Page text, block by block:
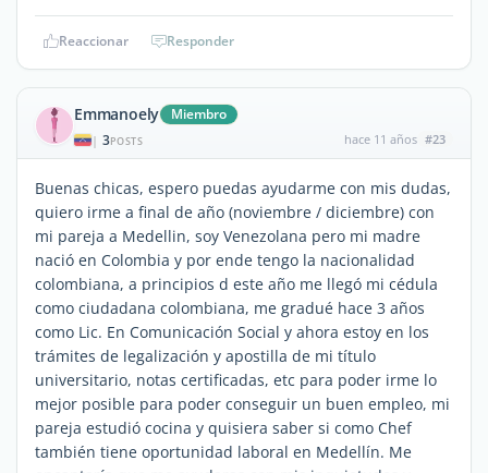
Reaccionar Responder
Emmanoely Miembro
| 3POSTS hace 11 años #23
Buenas chicas, espero puedas ayudarme con mis dudas,
quiero irme a final de año (noviembre / diciembre) con
mi pareja a Medellin, soy Venezolana pero mi madre
nació en Colombia y por ende tengo la nacionalidad
colombiana, a principios d este año me llegó mi cédula
como ciudadana colombiana, me gradué hace 3 años
como Lic. En Comunicación Social y ahora estoy en los
trámites de legalización y apostilla de mi título
universitario, notas certificadas, etc para poder irme lo
mejor posible para poder conseguir un buen empleo, mi
pareja estudió cocina y quisiera saber si como Chef
también tiene oportunidad laboral en Medellín. Me